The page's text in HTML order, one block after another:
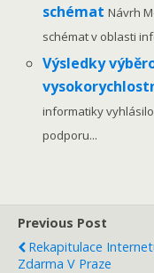
schématNávrh
schémat v oblasti
Výsledky
informatiky
podporu...
Previous Post
Rekapitulace
Zdarma V Praze